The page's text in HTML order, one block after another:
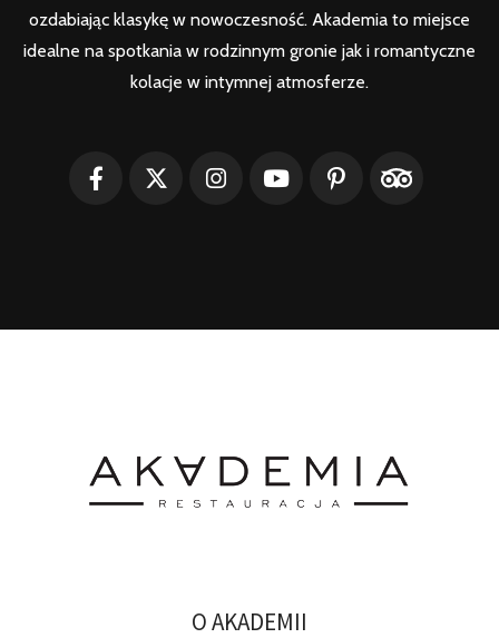
ozdabiając klasykę w nowoczesność. Akademia to miejsce
idealne na spotkania w rodzinnym gronie jak i romantyczne
kolacje w intymnej atmosferze.
O AKADEMII